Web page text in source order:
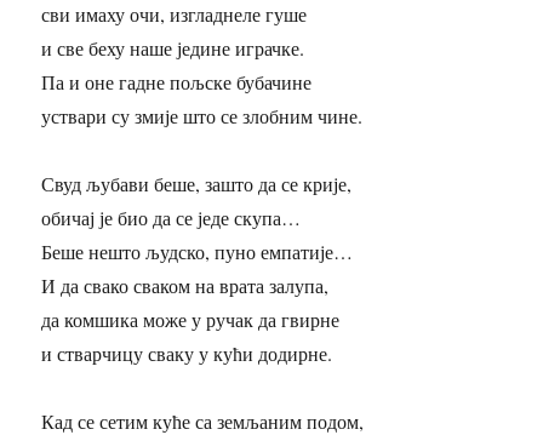
сви имаху очи, изгладнеле гуше
и све беху наше једине играчке.
Па и оне гадне пољске бубачине
уствари су змије што се злобним чине.
Свуд љубави беше, зашто да се крије,
обичај је био да се једе скупа…
Беше нешто људско, пуно емпатије…
И да свако сваком на врата залупа,
да комшика може у ручак да гвирне
и стварчицу сваку у кући додирне.
Кад се сетим куће са земљаним подом,